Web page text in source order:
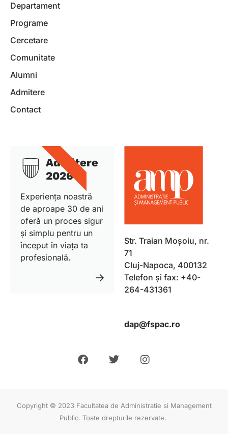
Departament
Programe
Cercetare
Comunitate
Alumni
Admitere
Contact
Admitere
2026
Experiența noastră
de aproape 30 de ani
oferă un proces sigur
și simplu pentru un
început în viața ta
profesională.
DETALII
Str. Traian Moșoiu, nr.
71
Cluj-Napoca, 400132
Telefon și fax: +40-
264-431361
dap@fspac.ro
Copyright © 2023 Facultatea de Administratie si Management
Public. Toate drepturile rezervate.